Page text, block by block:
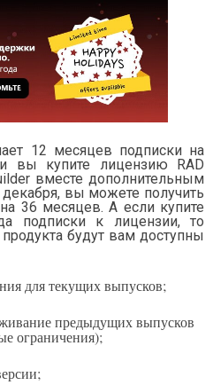
12 месяцев подписки на
вы купите лицензию RAD
вместе дополнительным
вы можете получить
36 месяцев. А если купите
подписки к лицензии, то
будут вам доступны
для текущих выпусков;
предыдущих выпусков
ограничения);